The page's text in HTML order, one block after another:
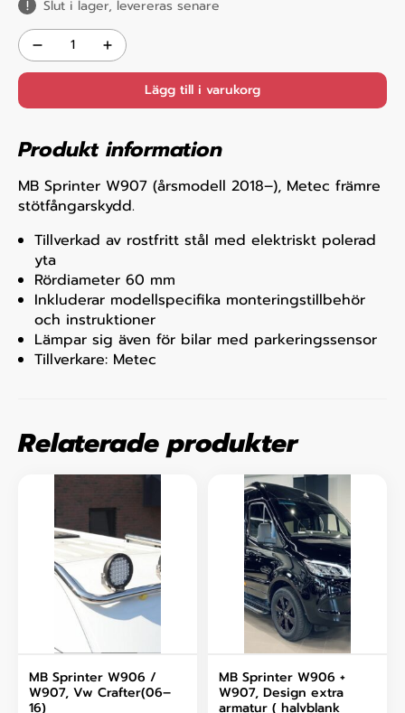
Slut i lager, levereras senare
Lägg till i varukorg
Produkt information
MB Sprinter W907 (årsmodell 2018–), Metec främre
stötfångarskydd.
Tillverkad av rostfritt stål med elektriskt polerad
yta
Rördiameter 60 mm
Inkluderar modellspecifika monteringstillbehör
och instruktioner
Lämpar sig även för bilar med parkeringssensor
Tillverkare: Metec
Relaterade produkter
MB Sprinter W906 /
W907, Vw Crafter(06–
16)
MB Sprinter W906 +
W907, Design extra
armatur ( halvblank